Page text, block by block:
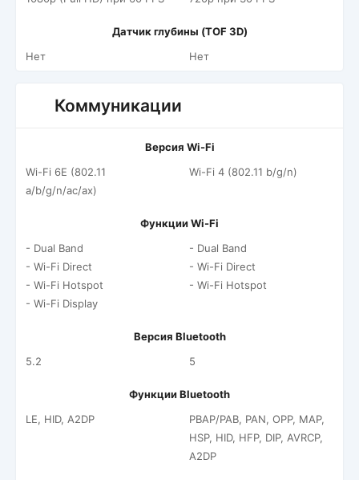
Датчик глубины (TOF 3D)
Нет
Нет
Коммуникации
Версия Wi-Fi
Wi-Fi 6E (802.11
a/b/g/n/ac/ax)
Wi-Fi 4 (802.11 b/g/n)
Функции Wi-Fi
- Dual Band
- Wi-Fi Direct
- Wi-Fi Hotspot
- Wi-Fi Display
- Dual Band
- Wi-Fi Direct
- Wi-Fi Hotspot
Версия Bluetooth
5.2
5
Функции Bluetooth
LE, HID, A2DP
PBAP/PAB, PAN, OPP, MAP,
HSP, HID, HFP, DIP, AVRCP,
A2DP